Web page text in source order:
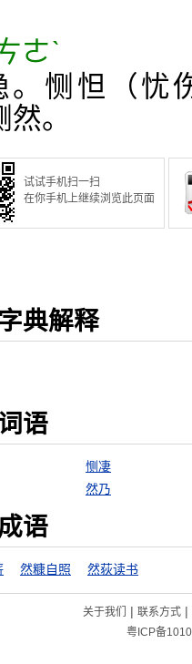
ㄜˋ
恻怛（忧
。
试试手机扫一扫
在你手机上继续浏览此页面
典解释
语
恻凄
然乃
语
然糠自照 然荻读书
关于我们 | 联系方式|
粤ICP备